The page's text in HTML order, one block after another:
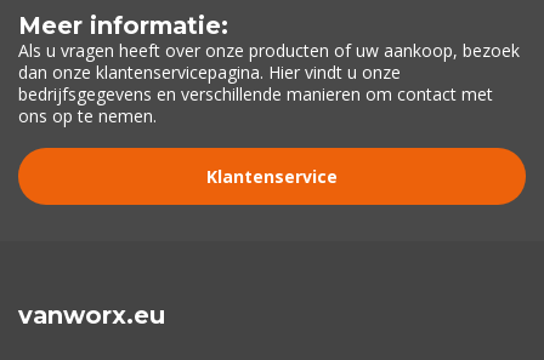
Meer informatie:
Als u vragen heeft over onze producten of uw aankoop, bezoek
dan onze klantenservicepagina. Hier vindt u onze
bedrijfsgegevens en verschillende manieren om contact met
ons op te nemen.
Klantenservice
vanworx.eu